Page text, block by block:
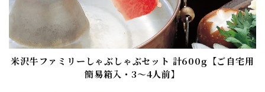
米沢牛ファミリーしゃぶしゃぶセット 計600g【ご自宅用
簡易箱入・3〜4人前】